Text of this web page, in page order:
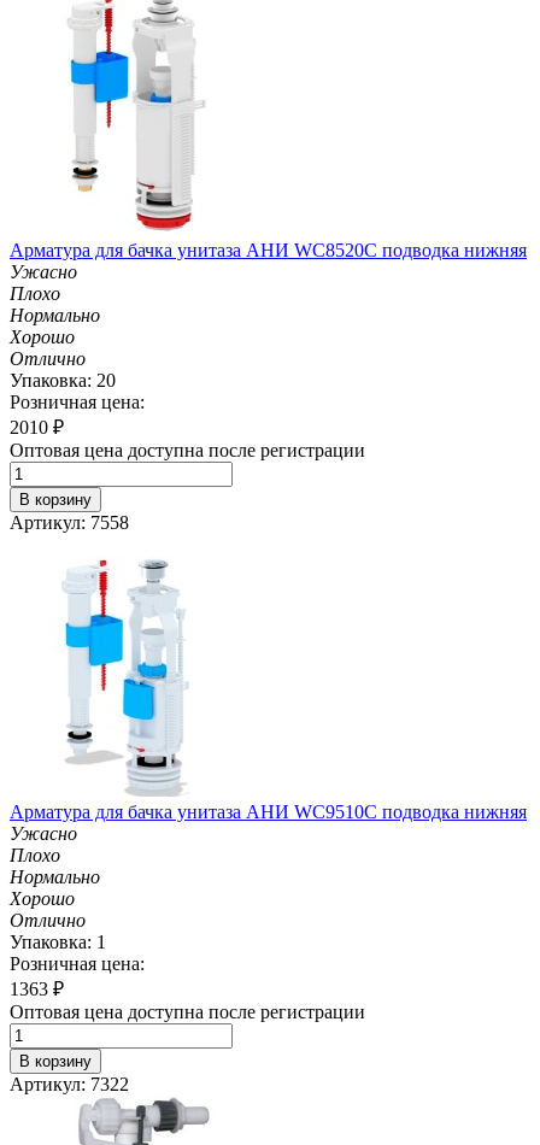
Арматура для бачка унитаза АНИ WC8520C подводка нижняя
Ужасно
Плохо
Нормально
Хорошо
Отлично
Упаковка: 20
Розничная цена:
2010 ₽
Оптовая цена доступна после регистрации
В корзину
Артикул: 7558
Арматура для бачка унитаза АНИ WC9510С подводка нижняя
Ужасно
Плохо
Нормально
Хорошо
Отлично
Упаковка: 1
Розничная цена:
1363 ₽
Оптовая цена доступна после регистрации
В корзину
Артикул: 7322